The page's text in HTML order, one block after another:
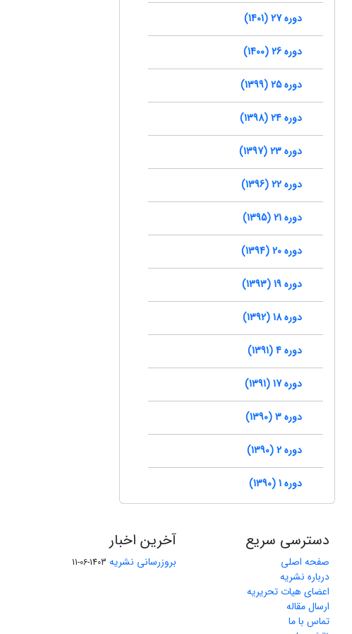
دوره 27 (1401)
دوره 26 (1400)
دوره 25 (1399)
دوره 24 (1398)
دوره 23 (1397)
دوره 22 (1396)
دوره 21 (1395)
دوره 20 (1394)
دوره 19 (1393)
دوره 18 (1392)
دوره 4 (1391)
دوره 17 (1391)
دوره 3 (1390)
دوره 2 (1390)
دوره 1 (1390)
دسترسی سریع
صفحه اصلی
درباره نشریه
اعضای هیات تحریریه
ارسال مقاله
تماس با ما
آخرین اخبار
بروزرسانی نشریه 1403-06-11